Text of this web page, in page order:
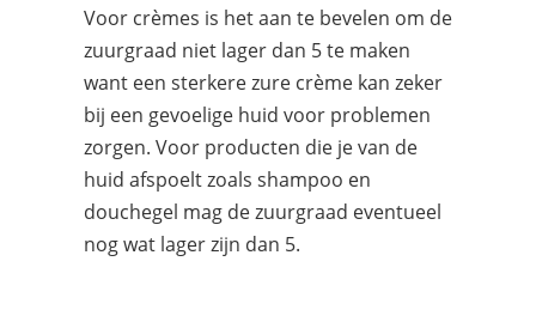
Voor crèmes is het aan te bevelen om de
zuurgraad niet lager dan 5 te maken
want een sterkere zure crème kan zeker
bij een gevoelige huid voor problemen
zorgen. Voor producten die je van de
huid afspoelt zoals shampoo en
douchegel mag de zuurgraad eventueel
nog wat lager zijn dan 5.